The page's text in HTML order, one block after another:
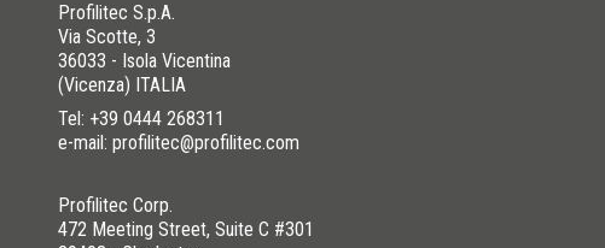
Profilitec S.p.A.
Via Scotte, 3
36033 - Isola Vicentina
(Vicenza) ITALIA
Tel: +39 0444 268311
e-mail: profilitec@profilitec.com
Profilitec Corp.
472 Meeting Street, Suite C #301